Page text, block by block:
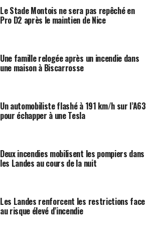
Le Stade Montois ne sera pas repêché en
Pro D2 après le maintien de Nice
Une famille relogée après un incendie dans
une maison à Biscarrosse
Un automobiliste flashé à 191 km/h sur l’A63
pour échapper à une Tesla
Deux incendies mobilisent les pompiers dans
les Landes au cours de la nuit
Les Landes renforcent les restrictions face
au risque élevé d’incendie